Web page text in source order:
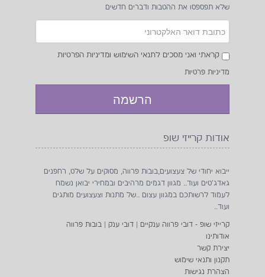
₪12
שלא תפספסו את ההטבות ודברים חדשים
קראתי ואני מסכים לתנאי השימוש ומדיניות הפרטיות
מדיניות פרטיות
אודות קרייזי שופ
ייבוא יחודי של צעצועים,בובות פרווה, מסוקים על שלט, רחפנים
גאדג'טים ועוד.. מגוון דגמים מרהיבים ובמחירי יבואן נשמח
לעמוד לרשותכם במגוון עצום ..של מתנות וצעצועים מותגים
ועוד..
קרייזי שופ - דובי פרווה ענקיים | דובי ענק | בובות פרווה
אודותינו
יצירת קשר
תקנון ותנאי שימוש
הצהרת נגישות